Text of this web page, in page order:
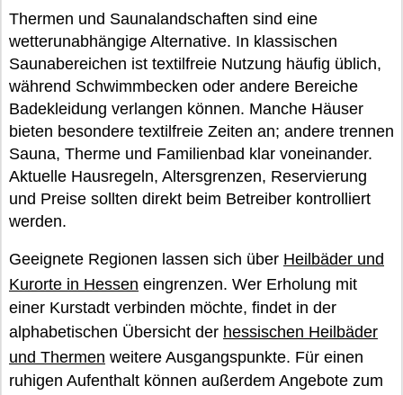
Thermen und Saunalandschaften sind eine
wetterunabhängige Alternative. In klassischen
Saunabereichen ist textilfreie Nutzung häufig üblich,
während Schwimmbecken oder andere Bereiche
Badekleidung verlangen können. Manche Häuser
bieten besondere textilfreie Zeiten an; andere trennen
Sauna, Therme und Familienbad klar voneinander.
Aktuelle Hausregeln, Altersgrenzen, Reservierung
und Preise sollten direkt beim Betreiber kontrolliert
werden.
Geeignete Regionen lassen sich über Heilbäder und
Kurorte in Hessen eingrenzen. Wer Erholung mit
einer Kurstadt verbinden möchte, findet in der
alphabetischen Übersicht der hessischen Heilbäder
und Thermen weitere Ausgangspunkte. Für einen
ruhigen Aufenthalt können außerdem Angebote zum